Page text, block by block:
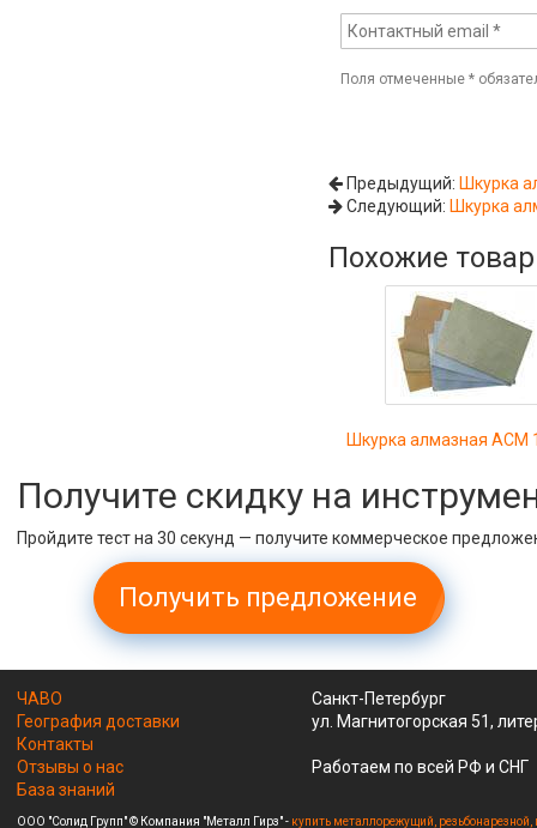
Поля отмеченные*
Предыдущий: Шкурка
Следующий: Шкурка
Похожие
Шкурка алмазная АСМ
Получите скидку на
Пройдите тест на 30 секунд — получите коммерческое
Получить предложение
ЧАВО
География доставки
Контакты
Отзывы о нас
База знаний
Санкт-Петербург
ул. Магнитогорская 51,
Работаем по всей РФ и СНГ
ООО "Солид Групп" © Компания "Металл Гирз" - купить металлорежущий,